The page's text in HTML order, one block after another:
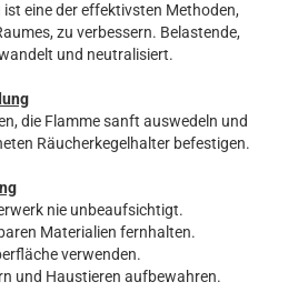
eine der effektivsten Methoden,
zu verbessern. Belastende,
und neutralisiert.
die Flamme sanft auswedeln und
Räucherkegelhalter befestigen.
nie unbeaufsichtigt.
Materialien fernhalten.
verwenden.
und Haustieren aufbewahren.